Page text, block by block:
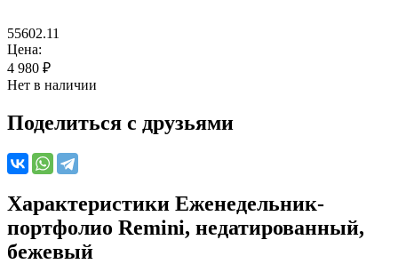
55602.11
Цена:
4 980 ₽
Нет в наличии
Поделиться с друзьями
Характеристики Еженедельник-
портфолио Remini, недатированный,
бежевый